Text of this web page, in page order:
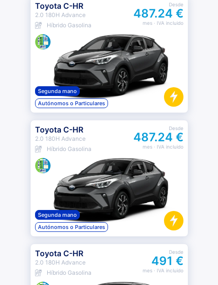
Toyota C-HR
2.0 180H Advance
Híbrido Gasolina
Desde
487.24 €
mes· IVA incluido
Segunda mano
Autónomos o Particulares
Toyota C-HR
2.0 180H Advance
Híbrido Gasolina
Desde
487.24 €
mes· IVA incluido
Segunda mano
Autónomos o Particulares
Toyota C-HR
2.0 180H Advance
Híbrido Gasolina
Desde
491 €
mes· IVA incluido